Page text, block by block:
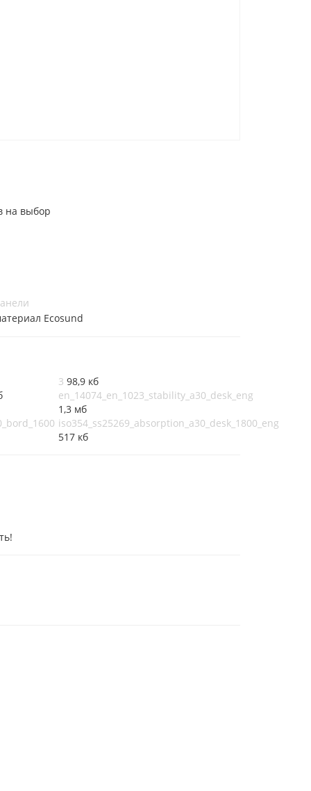
на выбор
Ecosund
3 98,9 кб
en_14074_en_1023_stability_a30_desk_eng
1,3 мб
iso354_ss25269_absorption_a30_desk_1800_eng
517 кб